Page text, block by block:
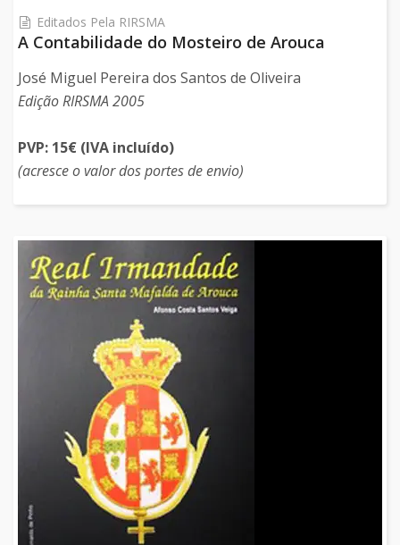
Editados Pela RIRSMA
A Contabilidade do Mosteiro de Arouca
José Miguel Pereira dos Santos de Oliveira
Edição RIRSMA 2005
PVP: 15€ (IVA incluído)
(acresce o valor dos portes de envio)